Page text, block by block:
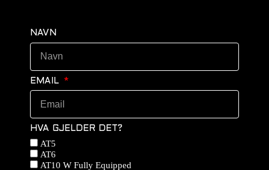
NAVN
EMAIL
HVA GJELDER DET?
AT5
AT6
AT10 W Fully Equipped